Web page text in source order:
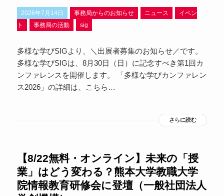
2026年7月14日 事務局からのお知らせ ニュース
イベン
ト
事務局の活動 sig
多様な学びSIGより、＼出展者募集のお知らせ／です。
多様な学びSIGは、8月30日（日）に記念すべき第1回カ
ンファレンスを開催します。 「多様な学びカンファレン
ス2026」の詳細は、こちら…
さらに読む
【8/22無料・オンライン】未来の「授
業」はどう変わる？熊本大学教職大学
院情報教育研修会に登壇（一般社団法人